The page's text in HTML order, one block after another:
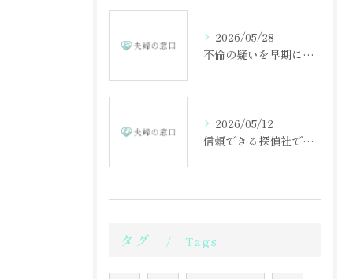
2026/05/28
不倫の疑いを早期に見抜くための相談の重要性
2026/05/12
信頼できる探偵社で不倫調査を始める第一歩
タグ Tags